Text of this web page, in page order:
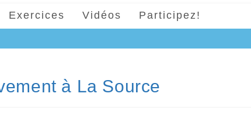
Exercices Vidéos Participez!
à La Source